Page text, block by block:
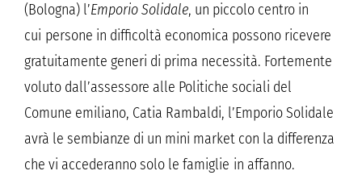
(Bologna) l’Emporio Solidale, un piccolo centro in
cui persone in difficoltà economica possono ricevere
gratuitamente generi di prima necessità. Fortemente
voluto dall’assessore alle Politiche sociali del
Comune emiliano, Catia Rambaldi, l’Emporio Solidale
avrà le sembianze di un mini market con la differenza
che vi accederanno solo le famiglie in affanno.